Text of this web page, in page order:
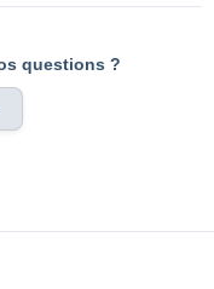
questions ?